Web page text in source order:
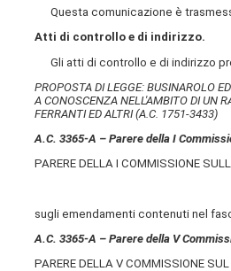
Questa comunicazione è
Atti di controllo e di indirizzo.
Gli atti di controllo e di indirizzo
PROPOSTA DI LEGGE: BUSINAROLO
A CONOSCENZA NELL'AMBITO DI UN
FERRANTI ED ALTRI (A.C. 1751-3433)
A.C. 3365-A – Parere della I
PARERE DELLA I COMMISSIONE
sugli emendamenti contenuti nel
A.C. 3365-A – Parere della V
PARERE DELLA V COMMISSIONE